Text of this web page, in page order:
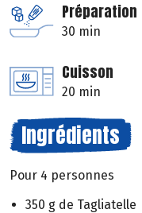
Préparation
30 min
Cuisson
20 min
Ingrédients
Pour 4 personnes
350 g de Tagliatelle